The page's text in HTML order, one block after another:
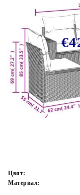
Цвят:
Материал: